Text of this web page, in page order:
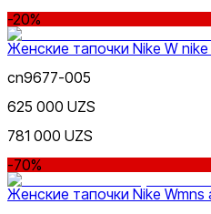
Серый
Только онлайн (доставка)
-20%
Женские тапочки Nike W
cn9677-005
625 000 UZS
781 000 UZS
-70%
Женские тапочки Nike Wmns